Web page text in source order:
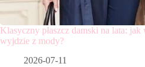
Klasyczny płaszcz damski na lata:
wyjdzie z mody?
2026-07-11